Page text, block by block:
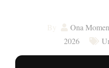
By Ona
2026